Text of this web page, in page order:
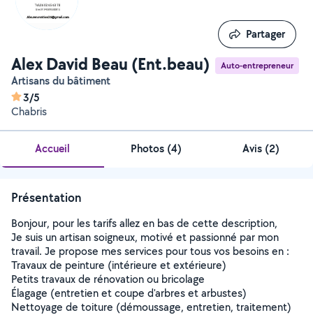
Alex David Beau (Ent.beau) Auto-entrepreneur
Artisans du bâtiment
3/5
Chabris
Partager
Partager
Accueil Photos (4) Avis (2)
Présentation
Bonjour, pour les tarifs allez en bas de cette description,
Je suis un artisan soigneux, motivé et passionné par mon
travail. Je propose mes services pour tous vos besoins en :
Travaux de peinture (intérieure et extérieure)
Petits travaux de rénovation ou bricolage
Élagage (entretien et coupe d'arbres et arbustes)
Nettoyage de toiture (démoussage, entretien, traitement)